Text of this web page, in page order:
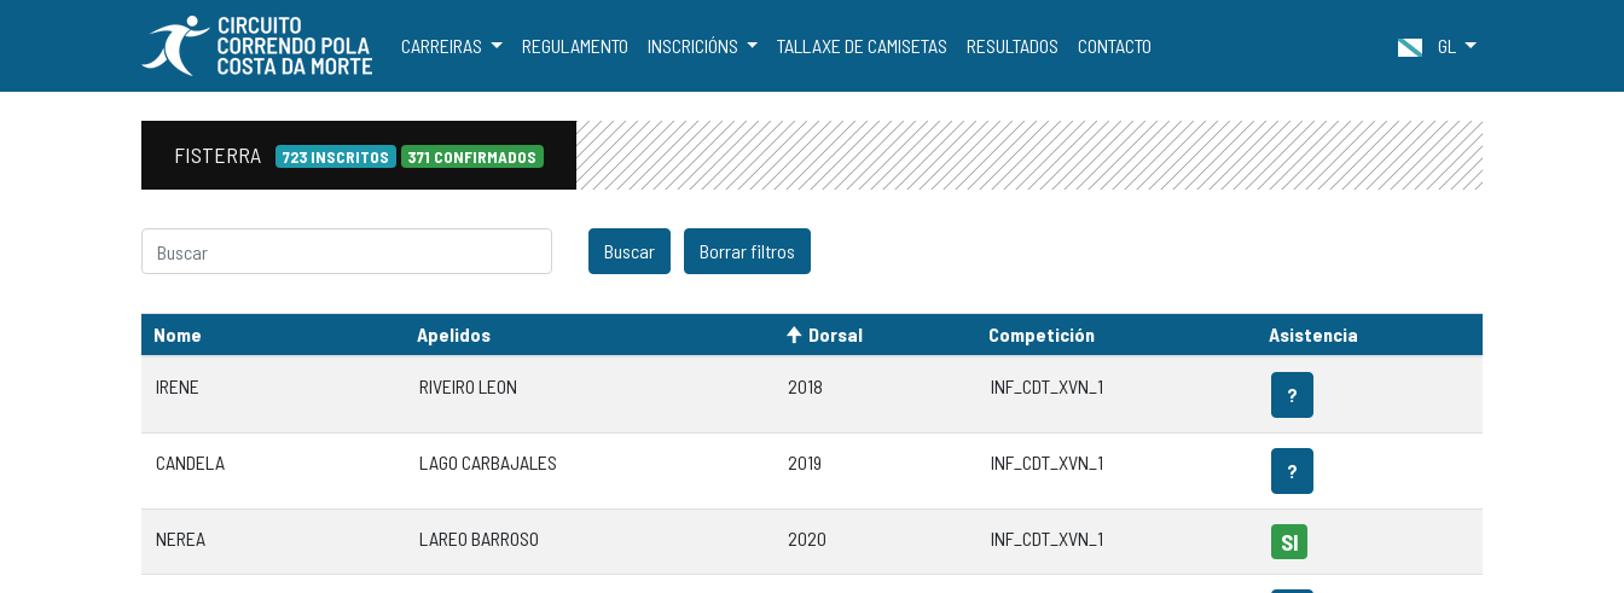
CARREIRAS REGULAMENTO INSCRICIÓNS TALLAXE DE CAMISETAS RESULTADOS CONTACTO GL
FISTERRA 723 INSCRITOS 371 CONFIRMADOS
Nome Apelidos Dorsal Competición Asistencia
IRENE RIVEIRO LEON 2018 INF_CDT_XVN_1 ?
CANDELA LAGO CARBAJALES 2019 INF_CDT_XVN_1 ?
NEREA LAREO BARROSO 2020 INF_CDT_XVN_1 SI